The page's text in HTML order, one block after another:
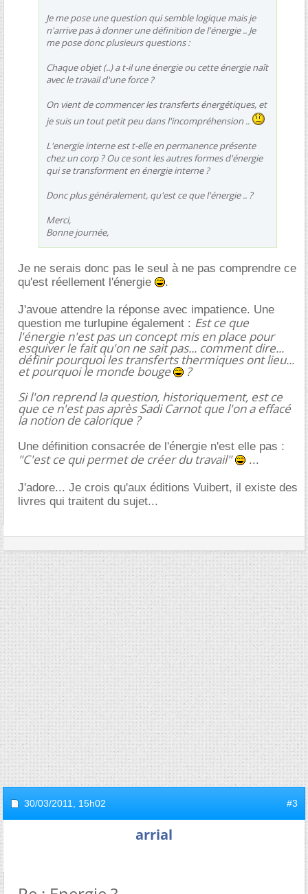
Je me pose une question qui semble logique mais je
n'arrive pas à donner une définition de l'énergie .. Je
me pose donc plusieurs questions :
Chaque objet (..) a t-il une énergie ou cette énergie naît
avec le travail d'une force ?
On vient de commencer les transferts énergétiques, et
je suis un tout petit peu dans l'incompréhension ..
L'energie interne est t-elle en permanence présente
chez un corp ? Ou ce sont les autres formes d'énergie
qui se transforment en énergie interne ?
Donc plus généralement, qu'est ce que l'énergie .. ?
Merci,
Bonne journée,
Je ne serais donc pas le seul à ne pas comprendre ce
qu'est réellement l'énergie
.
J'avoue attendre la réponse avec impatience. Une
question me turlupine également : Est ce que
l'énergie n'est pas un concept mis en place pour
esquiver le fait qu'on ne sait pas... comment dire...
définir pourquoi les transferts thermiques ont lieu...
et pourquoi le monde bouge
?
Si l'on reprend la question, historiquement, est ce
que ce n'est pas après Sadi Carnot que l'on a effacé
la notion de calorique ?
Une définition consacrée de l'énergie n'est elle pas :
"C'est ce qui permet de créer du travail" ...
J'adore... Je crois qu'aux éditions Vuibert, il existe des
livres qui traitent du sujet...
30/03/2011, 15h02 #3
arrial